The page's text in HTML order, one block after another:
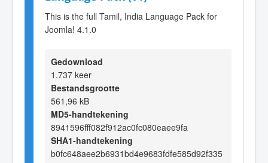
This is the full Tamil, India Language Pack for
Joomla! 4.1.0
Gedownload
1.737 keer
Bestandsgrootte
561,96 kB
MD5-handtekening
8941596fff082f912ac0fc080eaee9fa
SHA1-handtekening
b0fc648aee2b6931bd4e9683fdfe585d92f335